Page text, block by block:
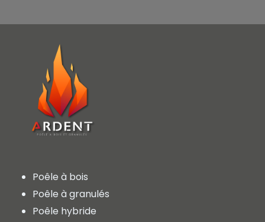
Poêle à bois
Poêle à granulés
Poêle hybride